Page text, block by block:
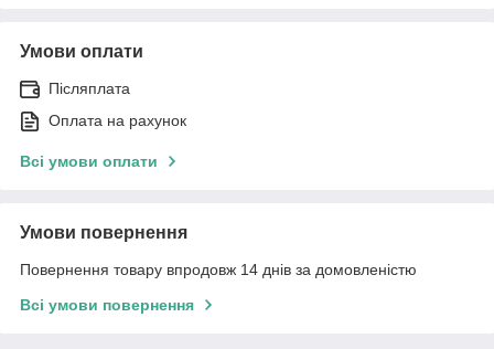
Умови оплати
Післяплата
Оплата на рахунок
Всі умови оплати
Умови повернення
Повернення товару впродовж 14 днів за домовленістю
Всі умови повернення